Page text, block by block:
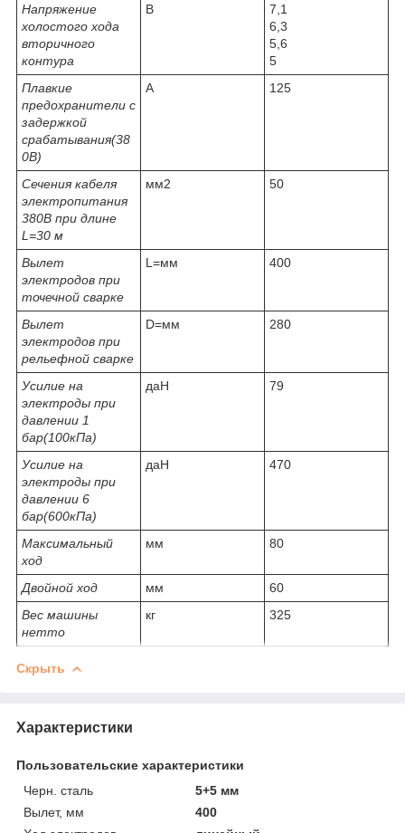
Напряжение
холостого хода
вторичного
контура
В
7,1
6,3
5,6
5
Плавкие
предохранители с
задержкой
срабатывания(38
0В)
А 125
Сечения кабеля
электропитания
380В при длине
L=30 м
мм2 50
Вылет
электродов при
точечной сварке
L=мм 400
Вылет
электродов при
рельефной сварке
D=мм 280
Усилие на
электроды при
давлении 1
бар(100кПа)
даН 79
Усилие на
электроды при
давлении 6
бар(600кПа)
даН 470
Максимальный
ход
мм 80
Двойной ход мм
60
Вес машины
нетто
кг 325
Скрыть
Характеристики
Пользовательские характеристики
Черн. сталь
5+5 мм
Вылет, мм
400